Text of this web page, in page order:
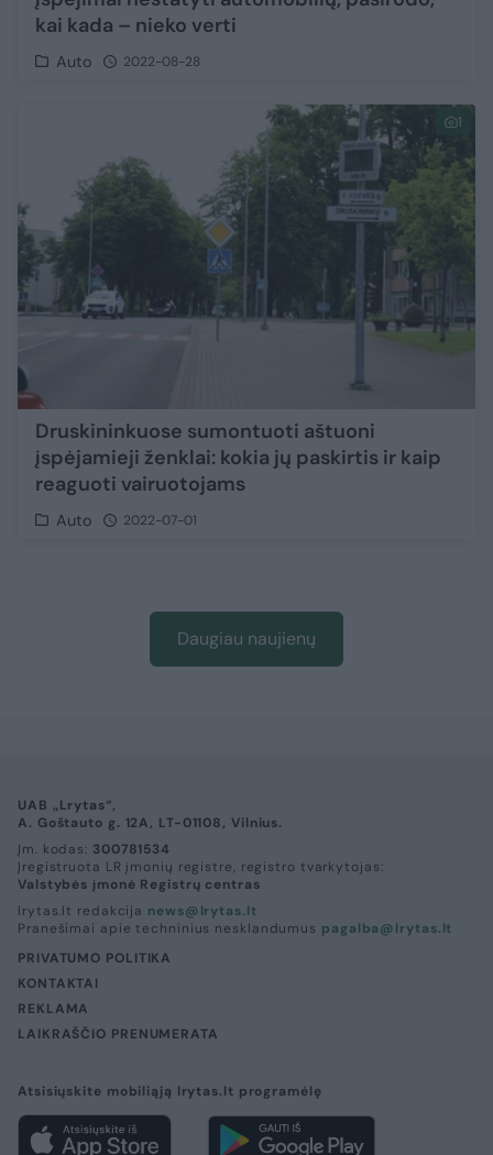
kai kada – nieko verti
Auto 2022-08-28
1
Druskininkuose sumontuoti aštuoni
įspėjamieji ženklai: kokia jų paskirtis ir kaip
reaguoti vairuotojams
Auto 2022-07-01
Daugiau naujienų
UAB „Lrytas“,
A. Goštauto g. 12A, LT-01108, Vilnius.
Įm. kodas: 300781534
Įregistruota LR įmonių registre, registro tvarkytojas:
Valstybės įmonė Registrų centras
lrytas.lt redakcija news@lrytas.lt
Pranešimai apie techninius nesklandumus pagalba@lrytas.lt
PRIVATUMO POLITIKA
KONTAKTAI
REKLAMA
LAIKRAŠČIO PRENUMERATA
Atsisiųskite mobiliąją lrytas.lt programėlę